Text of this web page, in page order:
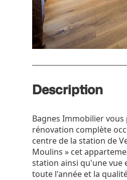
Description
Bagnes Immobilier
rénovation complète
centre de la station de
Moulins » cet
station ainsi qu'une vue
toute l'année et la